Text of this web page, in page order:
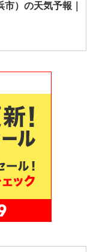
）の天気予報｜